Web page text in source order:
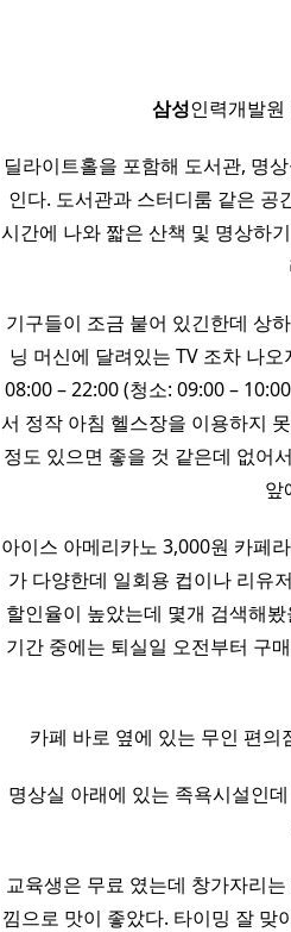
삼성인력개발
딜라이트홀을 포함해 도서관, 명
인다. 도서관과 스터디룸 같은 공
시간에 나와 짧은 산책 및 명상하
기구들이 조금 붙어 있긴한데 상
닝 머신에 달려있는 TV 조차 나
08:00 – 22:00 (청소: 09:00 –
서 정작 아침 헬스장을 이용하지
정도 있으면 좋을 것 같은데 없어
앞
아이스 아메리카노 3,000원 카페
가 다양한데 일회용 컵이나 리유
할인율이 높았는데 몇개 검색해
기간 중에는 퇴실일 오전부터 구
카페 바로 옆에 있는 무인 편
명상실 아래에 있는 족욕시설인
교육생은 무료 였는데 창가자리
낌으로 맛이 좋았다. 타이밍 잘 맞